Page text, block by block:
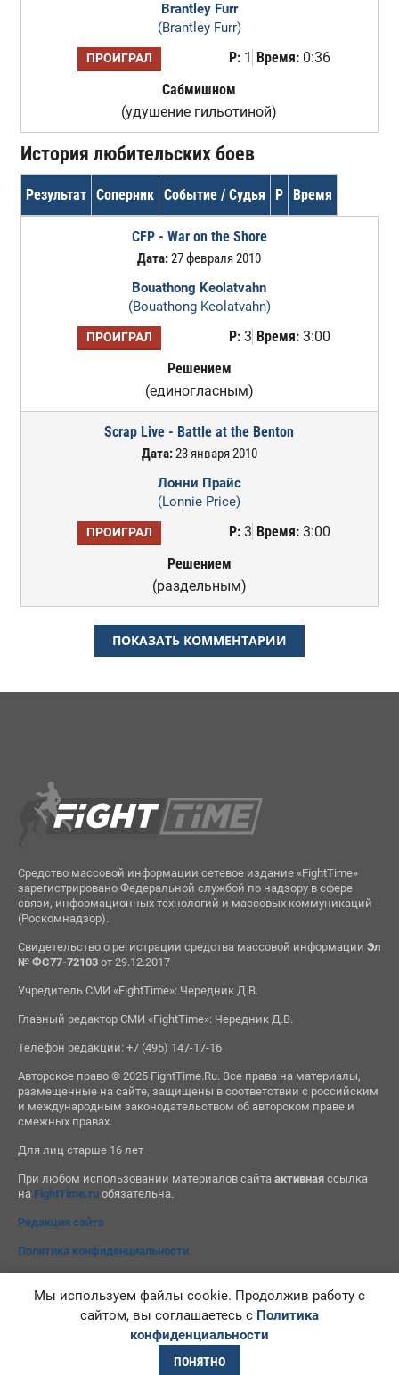
Brantley Furr
(Brantley Furr)
ПРОИГРАЛ Р:1 Время:0:36
Сабмишном
(удушение гильотиной)
История любительских боев
Результат Соперник Событие / Судья Р Время
CFP - War on the Shore
Дата:27 февраля 2010
Bouathong Keolatvahn
(Bouathong Keolatvahn)
ПРОИГРАЛ Р:3 Время:3:00
Решением
(единогласным)
Scrap Live - Battle at the Benton
Дата:23 января 2010
Лонни Прайс
(Lonnie Price)
ПРОИГРАЛ Р:3 Время:3:00
Решением
(раздельным)
ПОКАЗАТЬ КОММЕНТАРИИ
Средство массовой информации сетевое издание «FightTime»
зарегистрировано Федеральной службой по надзору в сфере
связи, информационных технологий и массовых коммуникаций
(Роскомнадзор).
Свидетельство о регистрации средства массовой информации Эл
№ ФС77-72103от 29.12.2017
Учредитель СМИ «FightTime»: Чередник Д.В.
Главный редактор СМИ «FightTime»: Чередник Д.В.
Телефон редакции: +7 (495) 147-17-16
Авторское право © 2025 FightTime.Ru. Все права на материалы,
размещенные на сайте, защищены в соответствии с российским
и международным законодательством об авторском праве и
смежных правах.
Для лиц старше 16 лет
При любом использовании материалов сайта активнаяссылка
на FightTime.ruобязательна.
Редакция сайта
Политика конфиденциальности
Мы используем файлы cookie. Продолжив работу с
сайтом, вы соглашаетесь с Политика
конфиденциальности
ПОНЯТНО